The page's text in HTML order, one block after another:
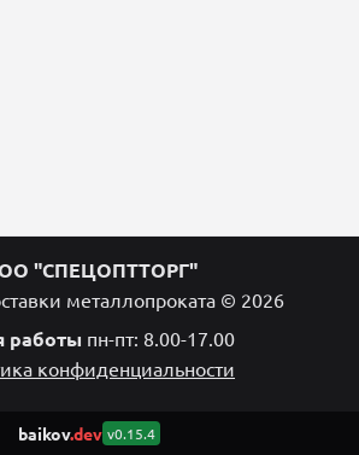
"СПЕЦОПТТОРГ"
металлопроката © 2026
работы пн-пт: 8.00-17.00
конфиденциальности
baikov.dev v0.15.4